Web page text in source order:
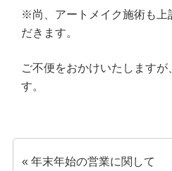
※尚、アートメイク施術も上
だきます。
ご不便をおかけいたしますが
す。
« 年末年始の営業に関して